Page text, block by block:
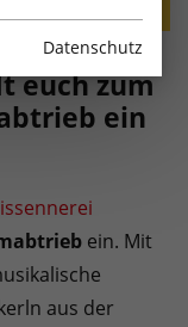
euch zum
ein
ein. Mit
aus der
Datenschutz